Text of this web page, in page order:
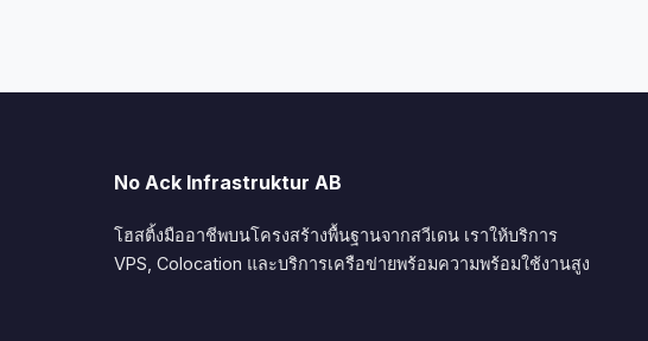
No Ack Infrastruktur AB
โฮสติ้งมืออาชีพบนโครงสร้างพื้นฐานจากสวีเดน เราให้บริการ
VPS, Colocation และบริการเครือข่ายพร้อมความพร้อมใช้งานสูง